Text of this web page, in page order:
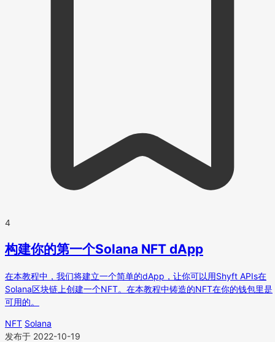
4
构建你的第一个Solana NFT dApp
在本教程中，我们将建立一个简单的dApp，让你可以用Shyft APIs在
Solana区块链上创建一个NFT。在本教程中铸造的NFT在你的钱包里是
可用的。
NFT Solana
发布于 2022-10-19